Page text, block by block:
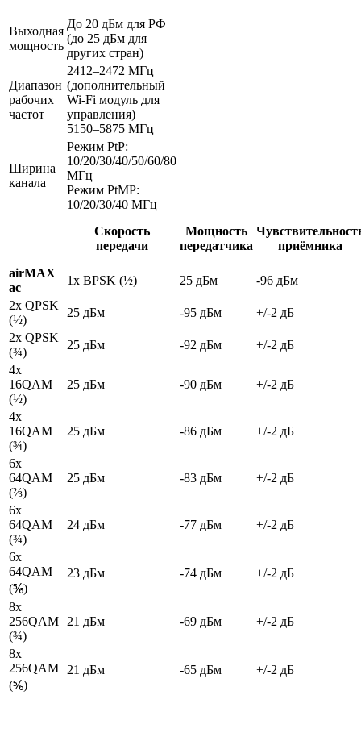
Выходная
мощность
До 20 дБм для РФ
(до 25 дБм для
других стран)
Диапазон
рабочих
частот
2412–2472 МГц
(дополнительный
Wi-Fi модуль для
управления)
5150–5875 МГц
Ширина
канала
Режим PtP:
10/20/30/40/50/60/80
МГц
Режим PtMP:
10/20/30/40 МГц
Скорость
передачи
Мощность
передатчика
приёмника
airMAX
ac
1x BPSK (½) 25 дБм
-96 дБм
2x QPSK
(½)
25 дБм -95 дБм
+/-2 дБ
2x QPSK
(¾)
25 дБм -92 дБм
+/-2 дБ
4x
16QAM
(½)
25 дБм -90 дБм +/-2 дБ
4x
16QAM
(¾)
25 дБм -86 дБм +/-2 дБ
6x
64QAM
(⅔)
25 дБм -83 дБм +/-2 дБ
6x
64QAM
(¾)
24 дБм -77 дБм +/-2 дБ
6x
64QAM
(⅚)
23 дБм -74 дБм +/-2 дБ
8x
256QAM
(¾)
21 дБм -69 дБм +/-2 дБ
8x
256QAM
(⅚)
21 дБм -65 дБм +/-2 дБ